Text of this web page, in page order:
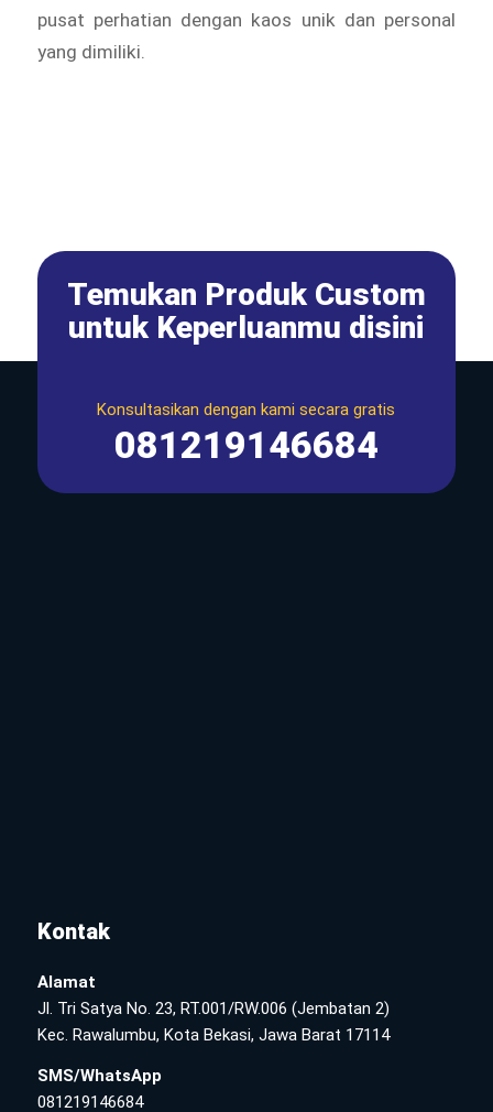
pusat perhatian dengan kaos unik dan personal
yang dimiliki.
Temukan Produk Custom
untuk Keperluanmu disini
Konsultasikan dengan kami secara gratis
081219146684
Kontak
Alamat
Jl. Tri Satya No. 23, RT.001/RW.006 (Jembatan 2)
Kec. Rawalumbu, Kota Bekasi, Jawa Barat 17114
SMS/WhatsApp
081219146684